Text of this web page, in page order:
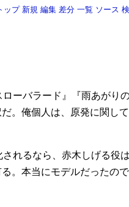
ップ 新規 編集 差分 一覧 ソース
ーバラード』『雨あがり
。俺個人は、原発に関し
れるなら、赤木しげる役
。本当にモデルだったの